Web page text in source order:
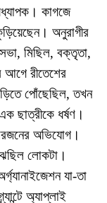
কাগজে
অনুরাগীর
মিছিল, বক্তৃতা,
রীতেশের
পোঁছেছিল, তখন
ছাত্রীকে ধর্ষণ।
অভিযোগ।
লোকটা।
যা-তা
অ্যাপ্লাই